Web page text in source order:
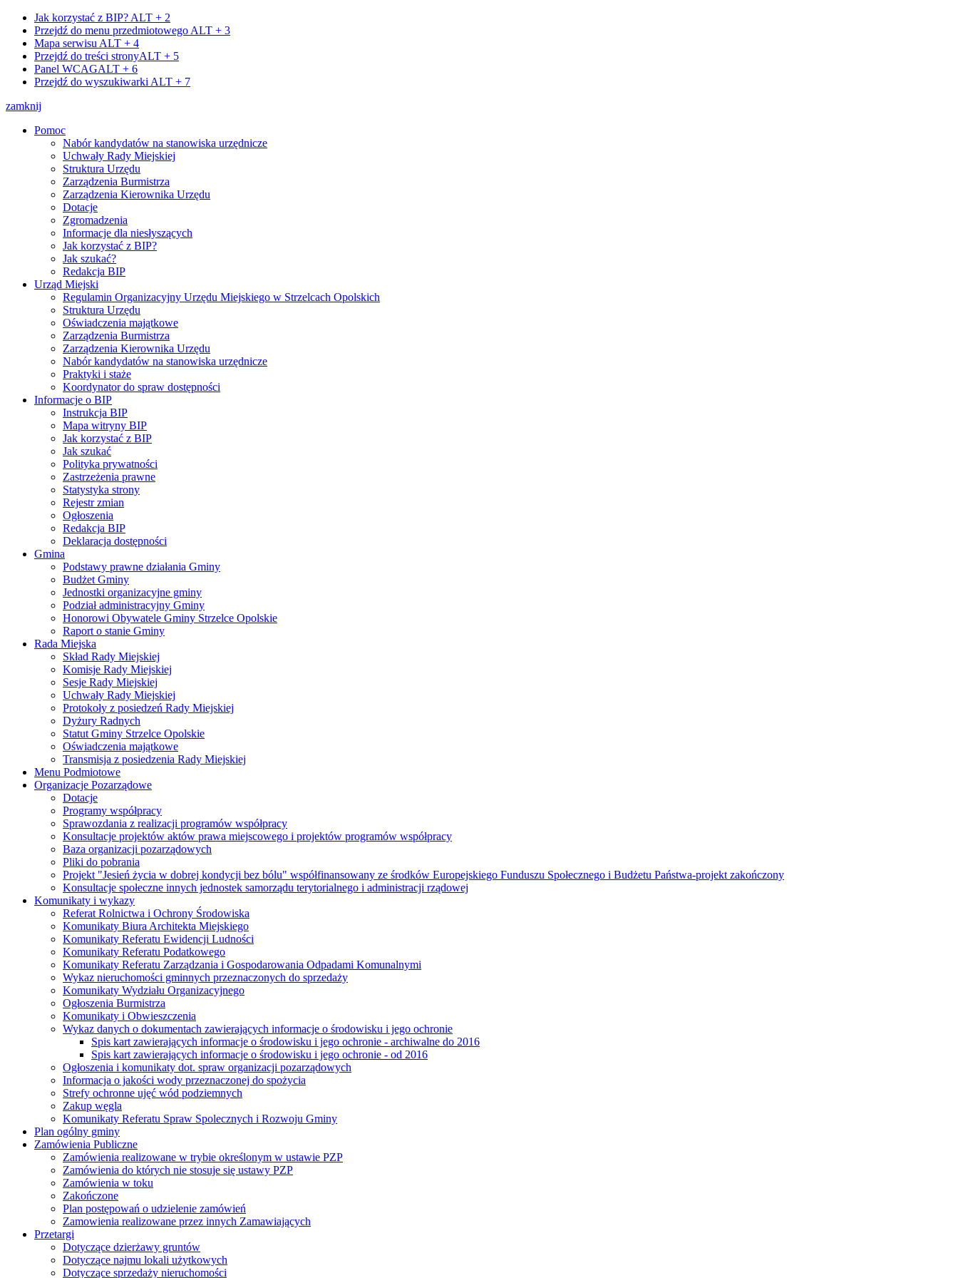
Jak korzystać z BIP? ALT + 2
Przejdź do menu przedmiotowego ALT + 3
Mapa serwisu ALT + 4
Przejdź do treści stronyALT + 5
Panel WCAGALT + 6
Przejdź do wyszukiwarki ALT + 7
zamknij
Pomoc
Nabór kandydatów na stanowiska urzędnicze
Uchwały Rady Miejskiej
Struktura Urzędu
Zarządzenia Burmistrza
Zarządzenia Kierownika Urzędu
Dotacje
Zgromadzenia
Informacje dla niesłyszących
Jak korzystać z BIP?
Jak szukać?
Redakcja BIP
Urząd Miejski
Regulamin Organizacyjny Urzędu Miejskiego w Strzelcach Opolskich
Struktura Urzędu
Oświadczenia majątkowe
Zarządzenia Burmistrza
Zarządzenia Kierownika Urzędu
Nabór kandydatów na stanowiska urzędnicze
Praktyki i staże
Koordynator do spraw dostępności
Informacje o BIP
Instrukcja BIP
Mapa witryny BIP
Jak korzystać z BIP
Jak szukać
Polityka prywatności
Zastrzeżenia prawne
Statystyka strony
Rejestr zmian
Ogłoszenia
Redakcja BIP
Deklaracja dostępności
Gmina
Podstawy prawne działania Gminy
Budżet Gminy
Jednostki organizacyjne gminy
Podział administracyjny Gminy
Honorowi Obywatele Gminy Strzelce Opolskie
Raport o stanie Gminy
Rada Miejska
Skład Rady Miejskiej
Komisje Rady Miejskiej
Sesje Rady Miejskiej
Uchwały Rady Miejskiej
Protokoły z posiedzeń Rady Miejskiej
Dyżury Radnych
Statut Gminy Strzelce Opolskie
Oświadczenia majątkowe
Transmisja z posiedzenia Rady Miejskiej
Menu Podmiotowe
Organizacje Pozarządowe
Dotacje
Programy współpracy
Sprawozdania z realizacji programów współpracy
Konsultacje projektów aktów prawa miejscowego i projektów programów współpracy
Baza organizacji pozarządowych
Pliki do pobrania
Projekt "Jesień życia w dobrej kondycji bez bólu" współfinansowany ze środków Europejskiego Funduszu Społecznego i Budżetu Państwa-projekt zakończony
Konsultacje społeczne innych jednostek samorządu terytorialnego i administracji rządowej
Komunikaty i wykazy
Referat Rolnictwa i Ochrony Środowiska
Komunikaty Biura Architekta Miejskiego
Komunikaty Referatu Ewidencji Ludności
Komunikaty Referatu Podatkowego
Komunikaty Referatu Zarządzania i Gospodarowania Odpadami Komunalnymi
Wykaz nieruchomości gminnych przeznaczonych do sprzedaży
Komunikaty Wydziału Organizacyjnego
Ogłoszenia Burmistrza
Komunikaty i Obwieszczenia
Wykaz danych o dokumentach zawierających informacje o środowisku i jego ochronie
Spis kart zawierających informacje o środowisku i jego ochronie - archiwalne do 2016
Spis kart zawierających informacje o środowisku i jego ochronie - od 2016
Ogłoszenia i komunikaty dot. spraw organizacji pozarządowych
Informacja o jakości wody przeznaczonej do spożycia
Strefy ochronne ujęć wód podziemnych
Zakup węgla
Komunikaty Referatu Spraw Spolecznych i Rozwoju Gminy
Plan ogólny gminy
Zamówienia Publiczne
Zamówienia realizowane w trybie określonym w ustawie PZP
Zamówienia do których nie stosuje się ustawy PZP
Zamówienia w toku
Zakończone
Plan postępowań o udzielenie zamówień
Zamowienia realizowane przez innych Zamawiających
Przetargi
Dotyczące dzierżawy gruntów
Dotyczące najmu lokali użytkowych
Dotyczące sprzedaży nieruchomości